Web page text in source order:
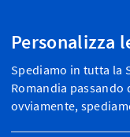
Personalizza
Spediamo in tutta la
Romandia passando
ovviamente,